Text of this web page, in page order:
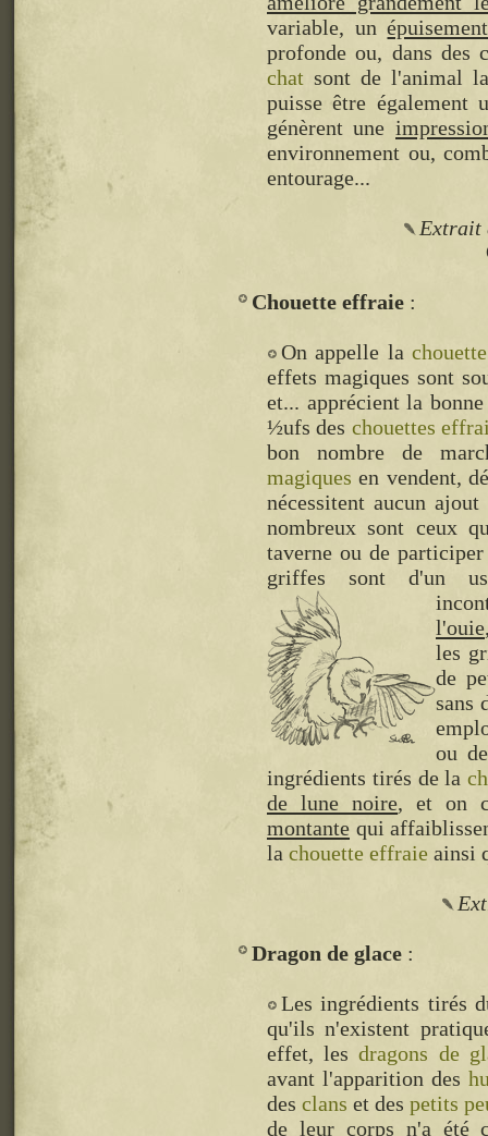
variable, un
profonde ou, dans des
chat sont de l'animal
puisse être également
génèrent une
environnement ou,
entourage...
Extrait
Chouette effraie
On appelle la
effets magiques sont
et... apprécient la
½ufs des chouettes
bon nombre de
magiques en vendent,
nécessitent aucun
nombreux sont ceux
taverne ou de
griffes sont d'un
l'ouie
les
de
sans
ou
ingrédients tirés de la
de lune noire, et on
montante qui
la chouette effraie ainsi
Dragon de glace
Les ingrédients tirés
qu'ils n'existent
effet, lesdragons de
avant l'apparition des
des clans et des petits
de leur corps n'a été